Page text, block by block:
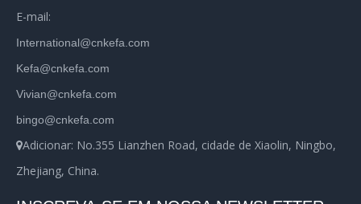
E-mail:
International@cnkefa.com
Kefa@cnkefa.com
Vivian@cnkefa.com
bingo@cnkefa.com
Adicionar: No.355 Lianzhen Road, cidade de Xiaolin, Ningbo,
Zhejiang, China.